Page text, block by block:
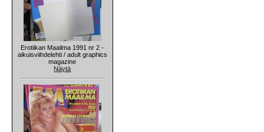
Erotiikan Maailma 1991 nr 2 -
aikuisviihdelehti / adult graphics
magazine
Näytä